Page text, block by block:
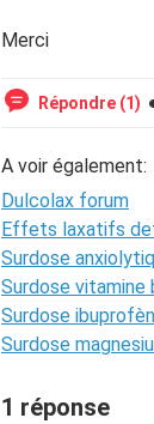
Merci
Répondre (1)
A voir également:
Dulcolax forum
Effets laxatifs
Surdose
Surdose vitamine
Surdose
Surdose
1 réponse